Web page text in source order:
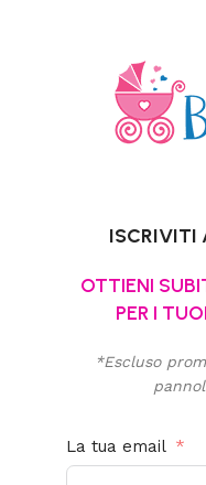
ISCRIVITI
OTTIENI
PER I
*Escluso
La tua email